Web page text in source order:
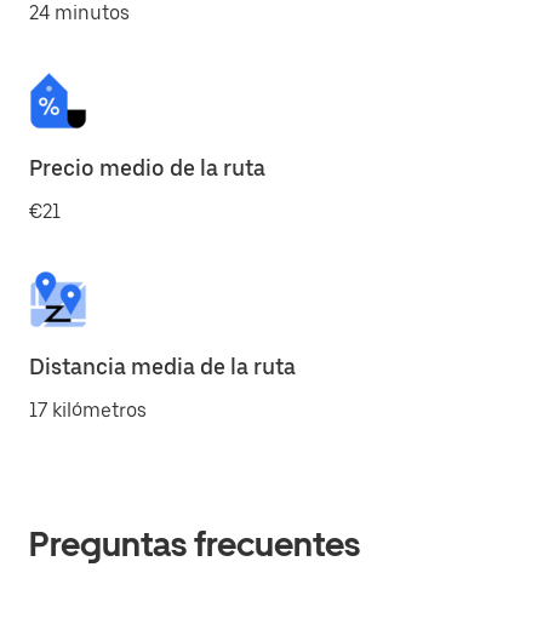
24 minutos
Precio medio de la ruta
€21
Distancia media de la ruta
17 kilómetros
Preguntas frecuentes